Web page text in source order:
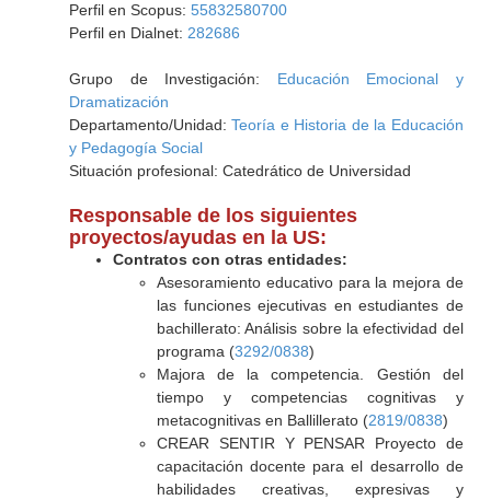
Perfil en Scopus: 55832580700
Perfil en Dialnet: 282686
Grupo de Investigación: Educación Emocional y
Dramatización
Departamento/Unidad:Teoría e Historia de la Educación
y Pedagogía Social
Situación profesional: Catedrático de Universidad
Responsable de los siguientes
proyectos/ayudas en la US:
Contratos con otras entidades:
Asesoramiento educativo para la mejora de
las funciones ejecutivas en estudiantes de
bachillerato: Análisis sobre la efectividad del
programa (3292/0838)
Majora de la competencia. Gestión del
tiempo y competencias cognitivas y
metacognitivas en Ballillerato (2819/0838)
CREAR SENTIR Y PENSAR Proyecto de
capacitación docente para el desarrollo de
habilidades creativas, expresivas y